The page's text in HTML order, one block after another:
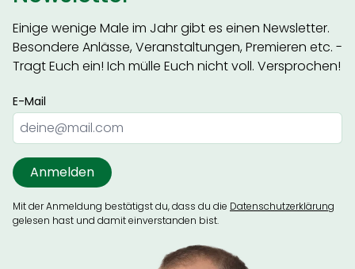
Einige wenige Male im Jahr gibt es einen Newsletter.
Besondere Anlässe, Veranstaltungen, Premieren etc. -
Tragt Euch ein! Ich mülle Euch nicht voll. Versprochen!
E-Mail
Mit der Anmeldung bestätigst du, dass du die Datenschutzerklärung
gelesen hast und damit einverstanden bist.